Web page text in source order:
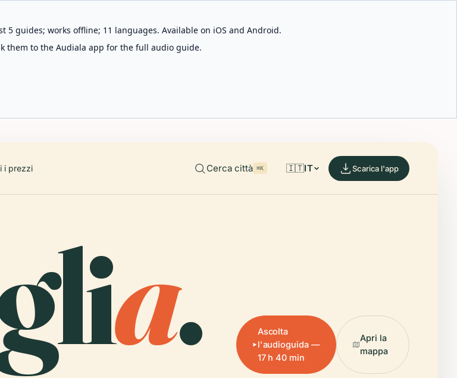
guides; works offline; 11 languages. Available on iOS and Android.
them to the Audiala app for the full audio guide.
i prezzi Cerca città ⌘K 🇮🇹IT Scarica l'app
a.
Ascolta
l'audioguida —
17 h 40 min
Apri la
mappa